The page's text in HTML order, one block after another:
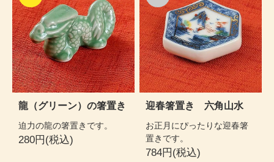
龍（グリーン）の箸置き
迫力の龍の箸置きです。
280円(税込)
迎春箸置き 六角山水
お正月にぴったりな迎春箸
置きです。
784円(税込)